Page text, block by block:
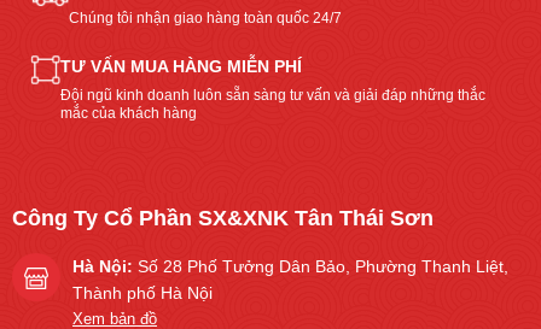
Chúng tôi nhận giao hàng toàn quốc 24/7
TƯ VẤN MUA HÀNG MIỄN PHÍ
Đội ngũ kinh doanh luôn sẵn sàng tư vấn và giải đáp những thắc
mắc của khách hàng
Công Ty Cổ Phần SX&XNK Tân Thái Sơn
Hà Nội: Số 28 Phố Tưởng Dân Bảo, Phường Thanh Liệt,
Thành phố Hà Nội
Xem bản đồ